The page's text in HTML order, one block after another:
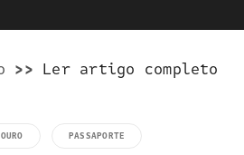
>> Ler artigo completo
PASSAPORTE